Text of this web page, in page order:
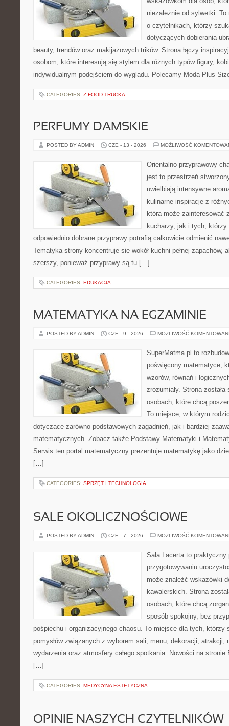
niezależnie od sylwetki.
o czytelnikach, którzy
dotyczących dobierania
beauty, trendów oraz makijażowych trików. Strona łączy
osobom, które interesują się stylem dla różnych typów figury,
indywidualnym podejściem do wyglądu. Polecamy Moda Plus
CATEGORIES: Z FOOD TRUCKA
PERFUMY DAMSKIE
POSTED BY ADMIN CZE - 13 - 2026 MOŻLIWOŚĆ
Orientalno-przyprawowy
jest to przestrzeń
uwielbiają intensywne
kulinarne inspiracje z
która może zainteresować
kucharzy, jak i tych, którzy
odpowiednio dobrane przyprawy potrafią całkowicie odmienić
Tematyka strony koncentruje się wokół kuchni pełnej zapachów,
szerszy, ponieważ przyprawy są tu […]
CATEGORIES: EDUKACJA
MATEMATYKA NA EGZAMINIE
POSTED BY ADMIN CZE - 9 - 2026 MOŻLIWOŚĆ
SuperMatma.pl to
poświęcony matematyce,
wzorów, równań i
zrozumiały. Strona
osobach, które chcą
To miejsce, w którym
dotyczące zarówno podstawowych zagadnień, jak i bardziej
matematycznych. Zobacz także Podstawy Matematyki i
Serwis ten portal matematyczny prezentuje matematykę jako
[…]
CATEGORIES: SPRZĘT I TECHNOLOGIA
SALE OKOLICZNOŚCIOWE
POSTED BY ADMIN CZE - 7 - 2026 MOŻLIWOŚĆ
Sala Lacerta to praktyczny
przygotowywaniu
może znaleźć wskazówki
kawalerskich. Strona
osobach, które chcą
sposób spokojny, bez
pośpiechu i organizacyjnego chaosu. To miejsce dla tych, którzy
pomysłów związanych z wyborem sali, menu, dekoracji, atrakcji,
wydarzenia oraz atmosfery całego spotkania. Nowości na
[…]
CATEGORIES: MEDYCYNA ESTETYCZNA
OPINIE NASZYCH CZYTELNIKÓW